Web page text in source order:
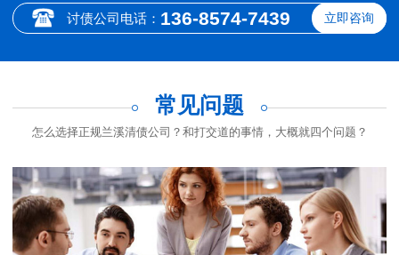
讨债公司电话： 136-8574-7439 立即咨询
常见问题
怎么选择正规兰溪清债公司？和打交道的事情，大概就四个问题？